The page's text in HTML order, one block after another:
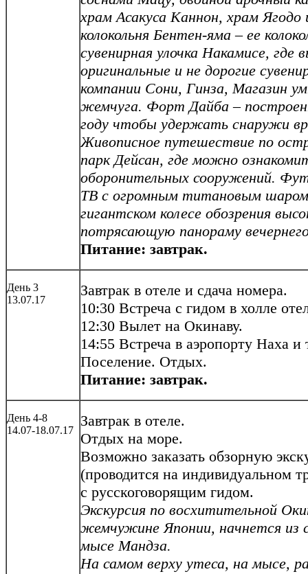
храм Асакуса Каннон, храм
колокольня Бентен-яма – ее
сувенирная улочка Накамисе,
оригинальные и не дорогие
компании Сони, Гинза, Магазин
жемчуга. Форт Дайба –
году чтобы удержать снаружи
Живописное путешествие по
парк Дейсан, где можно
оборонительных сооружений.
ТВ с огромным титановым
гигантском колесе обозрения
потрясающую панораму
Питание: завтрак.
День 3
13.07.17
Завтрак в отеле и сдача номера.
10:30 Встреча с гидом в холле
12:30 Вылет на Окинаву.
14:55 Встреча в аэропорту Наха и
Поселение. Отдых.
Питание: завтрак.
День 4-8
14.07-18.07.17
Завтрак в отеле.
Отдых на море.
Возможно заказать обзорную
(проводится на индивидуальном
с русскоговорящим гидом.
Экскурсия по восхитительной
жемчужине Японии, начнется из
мысе Мандза.
На самом верху утеса, на мысе,